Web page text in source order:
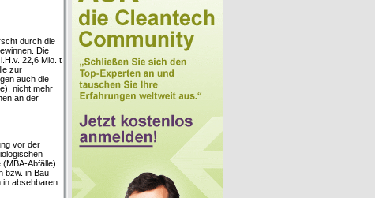
durch die
Die
22,6 Mio. t
zur
auch die
nicht mehr
an der
vor der
Abfälle)
bzw. in Bau
in absehbaren